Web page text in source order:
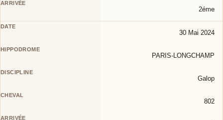
2éme
30 Mai 2024
PARIS-LONGCHAMP
Galop
802